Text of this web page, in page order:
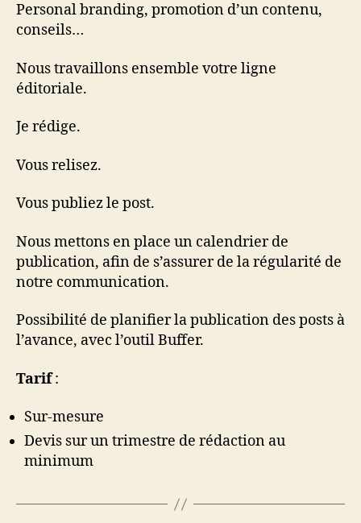
Personal branding, promotion d’un contenu,
conseils…
Nous travaillons ensemble votre ligne
éditoriale.
Je rédige.
Vous relisez.
Vous publiez le post.
Nous mettons en place un calendrier de
publication, afin de s’assurer de la régularité de
notre communication.
Possibilité de planifier la publication des posts à
l’avance, avec l’outil Buffer.
Tarif:
Sur-mesure
Devis sur un trimestre de rédaction au
minimum